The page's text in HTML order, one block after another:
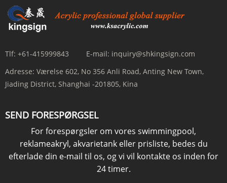
Tlf: +61-415999843 E-mail: inquiry@shkingsign.com
Adresse: Værelse 602, No 356 Anli Road, Anting New Town,
Jiading District, Shanghai -201805, Kina
SEND FORESPØRGSEL
For forespørgsler om vores swimmingpool,
reklameakryl, akvarietank eller prisliste, bedes du
efterlade din e-mail til os, og vi vil kontakte os inden for
24 timer.